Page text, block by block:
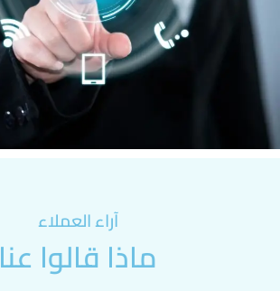
آراء العملاء
ماذا قالوا عنا